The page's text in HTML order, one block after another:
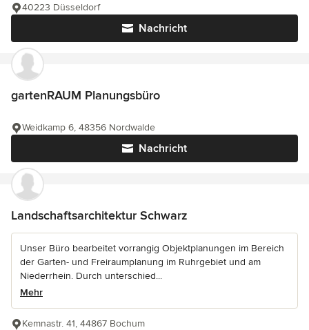
Nachricht
40223 Düsseldorf
gartenRAUM Planungsbüro
Nachricht
Weidkamp 6, 48356 Nordwalde
Landschaftsarchitektur Schwarz
Unser Büro bearbeitet vorrangig Objektplanungen im Bereich
der Garten- und Freiraumplanung im Ruhrgebiet und am
Niederrhein. Durch unterschied...
Mehr
Kemnastr. 41, 44867 Bochum